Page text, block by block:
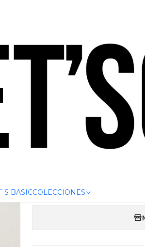
BASICCOLECCIONES
SHORT